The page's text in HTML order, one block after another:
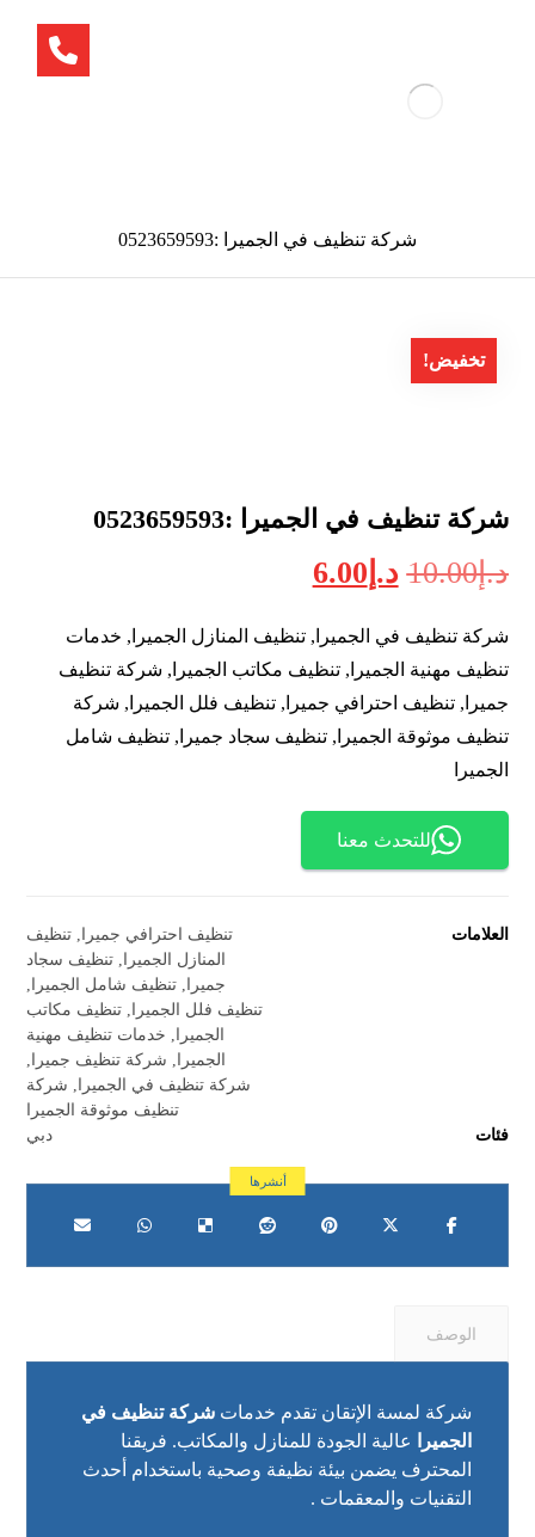
شركة تنظيف في الجميرا :0523659593
تخفيض!
شركة تنظيف في الجميرا :0523659593
د.إ10.00 د.إ 6.00
شركة تنظيف في الجميرا, تنظيف المنازل الجميرا, خدمات
تنظيف مهنية الجميرا, تنظيف مكاتب الجميرا, شركة تنظيف
جميرا, تنظيف احترافي جميرا, تنظيف فلل الجميرا, شركة
تنظيف موثوقة الجميرا, تنظيف سجاد جميرا, تنظيف شامل
الجميرا
للتحدث معنا
العلامات تنظيف احترافي جميرا تنظيف
المنازل الجميرا تنظيف سجاد
جميرا تنظيف شامل الجميرا
تنظيف فلل الجميرا تنظيف مكاتب
الجميرا
خدمات تنظيف مهنية
الجميرا
شركة تنظيف جميرا
شركة تنظيف في الجميرا
شركة
تنظيف موثوقة الجميرا
فئات
دبي
الوصف
شركة لمسة الإتقان تقدم خدماتشركة تنظيف في
الجميرا
عالية الجودة للمنازل والمكاتب. فريقنا
المحترف يضمن بيئة نظيفة وصحية باستخدام أحدث
التقنيات والمعقمات .